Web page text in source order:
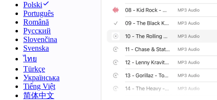
Polski
Português
Română
Русский
Slovenčina
Svenska
ไทย
Türkçe
Українська
Tiếng Việt
简体中文